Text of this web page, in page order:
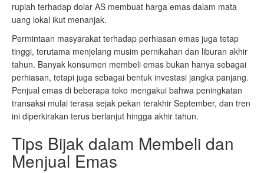
rupiah terhadap dolar AS membuat harga emas dalam mata
uang lokal ikut menanjak.
Permintaan masyarakat terhadap perhiasan emas juga tetap
tinggi, terutama menjelang musim pernikahan dan liburan akhir
tahun. Banyak konsumen membeli emas bukan hanya sebagai
perhiasan, tetapi juga sebagai bentuk investasi jangka panjang.
Penjual emas di beberapa toko mengakui bahwa peningkatan
transaksi mulai terasa sejak pekan terakhir September, dan tren
ini diperkirakan terus berlanjut hingga akhir tahun.
Tips Bijak dalam Membeli dan
Menjual Emas